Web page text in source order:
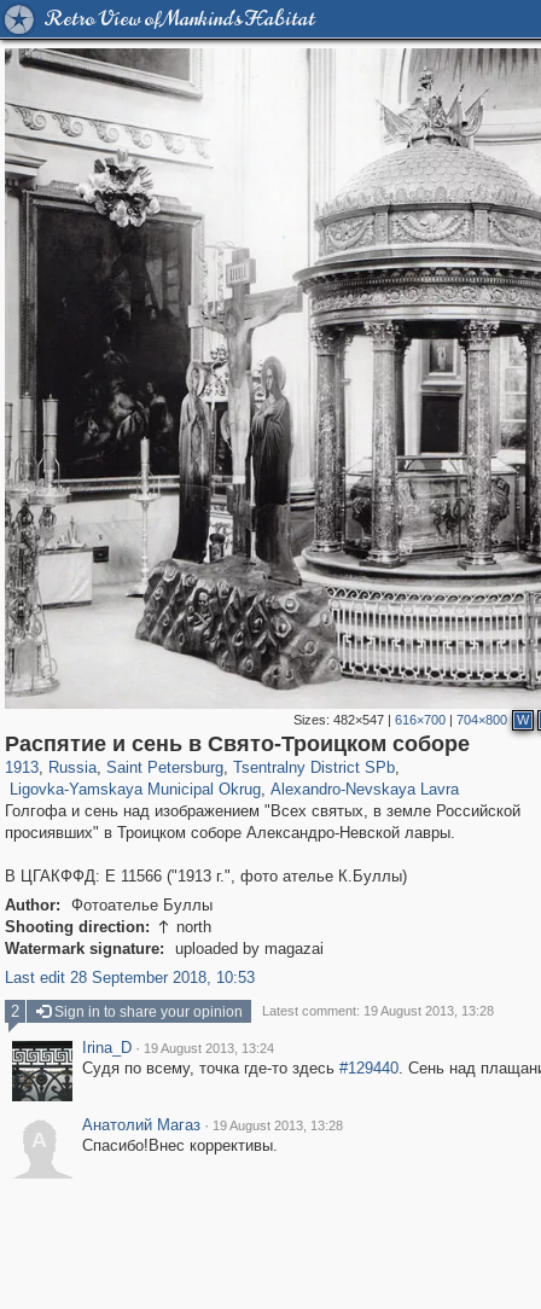
Retro View of Mankind's Habitat
Sizes:482×547 |616×700 |704×800 W
Распятие и сень в Свято-Троицком соборе
1913, Russia
1,406,761 29,243
, Saint Petersburg
197,163 5,709
, Tsentralny District SPb
50,244 1,833
,
Ligovka-Yamskaya Municipal Okrug
2,923 43
, Alexandro-Nevskaya Lavra
875 15
Голгофа и сень над изображением "Всех святых, в земле Российской
просиявших" в Троицком соборе Александро-Невской лавры.
В ЦГАКФФД: Е 11566 ("1913 г.", фото ателье К.Буллы)
Author:
Фотоателье Буллы
Shooting direction:  north
Watermark signature:
uploaded by magazai
Last edit 28 September 2018, 10:53
2
Sign in to share your opinion Latest comment: 19 August 2013, 13:28
Irina_D · 19 August 2013, 13:24
Судя по всему, точка где-то здесь #129440. Сень над
А
Анатолий Магаз · 19 August 2013, 13:28
Спасибо!Внес коррективы.